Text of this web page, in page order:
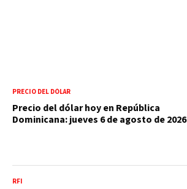
PRECIO DEL DÓLAR
Precio del dólar hoy en República
Dominicana: jueves 6 de agosto de 2026
RFI